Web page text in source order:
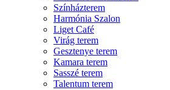
Színházterem
Harmónia Szalon
Liget Café
Virág terem
Gesztenye terem
Kamara terem
Sasszé terem
Talentum terem